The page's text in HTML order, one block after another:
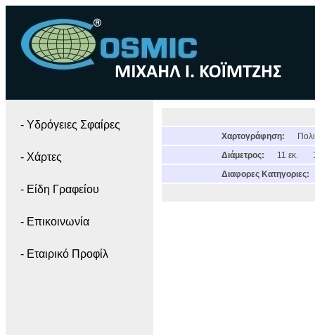
- Yδρόγειες Σφαίρες
- Χάρτες
- Είδη Γραφείου
- Επικοινωνία
- Εταιρικό Προφίλ
Χαρτογράφηση:
Διάμετρος:
11 εκ.
Διαφορες Κατηγοριες: